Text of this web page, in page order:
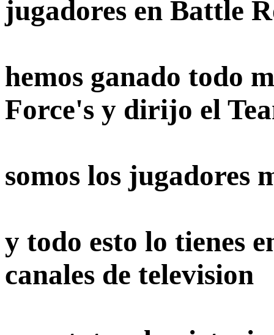
jugadores en Battle
hemos ganado todo
Force's y dirijo el
somos los jugadores
y todo esto lo tienes
canales de television